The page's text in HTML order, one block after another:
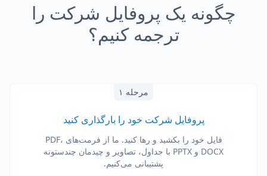
چگونه یک پروفایل شرکت را
ترجمه کنیم؟
مرحله ۱
پروفایل شرکت خود را بارگذاری کنید
فایل خود را بکشید و رها کنید. ما از فرمت‌های PDF،
DOCX و PPTX با جداول، تصاویر و چیدمان چندستونه
پشتیبانی می‌کنیم.